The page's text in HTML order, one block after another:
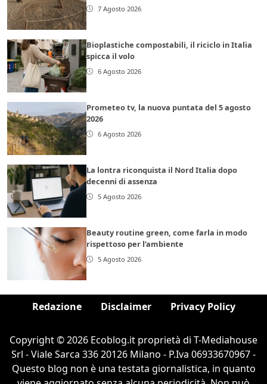
7 Agosto 2026
Bioplastiche compostabili, il riciclo in Italia
spicca il volo
6 Agosto 2026
Prometeo tv, la nuova puntata del 5 agosto
2026
6 Agosto 2026
La lontra riconquista il Nord Italia dopo
decenni di assenza
5 Agosto 2026
Beauty routine green, come farla in modo
rispettoso per l’ambiente
5 Agosto 2026
Redazione Disclaimer Privacy Policy
Copyright © 2026 Ecoblog.it proprietà di T-Mediahouse
Srl - Viale Sarca 336 20126 Milano - P.Iva 06933670967 -
Questo blog non è una testata giornalistica, in quanto